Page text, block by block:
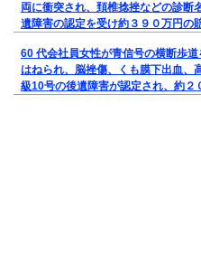
両に衝突され、頚椎捻挫などの診断
遺障害の認定を受け約３９０万円の
60 代会社員女性が青信号の横断歩
はねられ、脳挫傷、くも膜下出血、
級10号の後遺障害が認定され、約２